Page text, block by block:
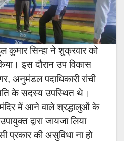
कुमार सिन्हा ने शुक्रवार को
इस दौरान उप विकास
अनुमंडल पदाधिकारी रांची
के सदस्य उपस्थित थे।
में आने वाले श्रद्धालुओं के
द्वारा जायजा लिया
प्रकार की असुविधा ना हो